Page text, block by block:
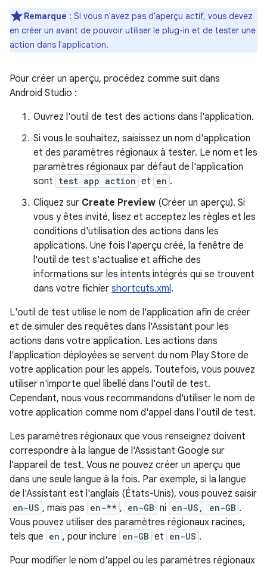
Remarque : Si vous n'avez pas d'aperçu actif, vous devez
en créer un avant de pouvoir utiliser le plug-in et de tester une
action dans l'application.
Pour créer un aperçu, procédez comme suit dans
Android Studio :
Ouvrez l'outil de test des actions dans l'application.
Si vous le souhaitez, saisissez un nom d'application
et des paramètres régionaux à tester. Le nom et les
paramètres régionaux par défaut de l'application
sont test app action et en .
Cliquez sur Create Preview (Créer un aperçu). Si
vous y êtes invité, lisez et acceptez les règles et les
conditions d'utilisation des actions dans les
applications. Une fois l'aperçu créé, la fenêtre de
l'outil de test s'actualise et affiche des
informations sur les intents intégrés qui se trouvent
dans votre fichier shortcuts.xml .
L'outil de test utilise le nom de l'application afin de créer
et de simuler des requêtes dans l'Assistant pour les
actions dans votre application. Les actions dans
l'application déployées se servent du nom Play Store de
votre application pour les appels. Toutefois, vous pouvez
utiliser n'importe quel libellé dans l'outil de test.
Cependant, nous vous recommandons d'utiliser le nom de
votre application comme nom d'appel dans l'outil de test.
Les paramètres régionaux que vous renseignez doivent
correspondre à la langue de l'Assistant Google sur
l'appareil de test. Vous ne pouvez créer un aperçu que
dans une seule langue à la fois. Par exemple, si la langue
de l'Assistant est l'anglais (États-Unis), vous pouvez saisir
en-US , mais pas en-** , en-GB ni en-US, en-GB .
Vous pouvez utiliser des paramètres régionaux racines,
tels que en , pour inclure en-GB et en-US .
Pour modifier le nom d'appel ou les paramètres régionaux